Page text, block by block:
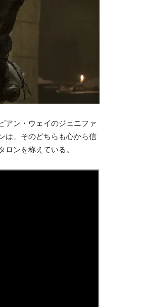
アン・ウェイのジェニファ
は、そのどちらも心から信
ンを称えている。